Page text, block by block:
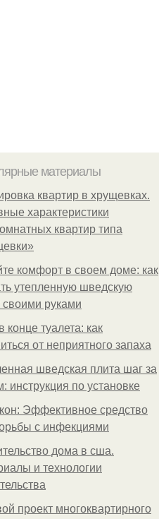
материалы
квартир в хрущевках.
характеристики
квартир типа
комфорт в своем доме: как
утепленную шведскую
своими руками
конце туалета: как
от неприятного запаха
шведская плита шаг за
инструкция по установке
Эффективное средство
с инфекциями
дома в сша.
и технологии
проект многоквартирного